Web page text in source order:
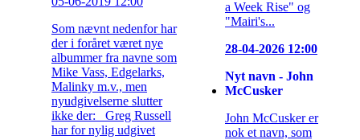
Som nævnt nedenfor har
der i foråret været nye
albummer fra navne som
Mike Vass, Edgelarks,
Malinky m.v., men
nyudgivelserne slutter
ikke der: Greg Russell
har for nylig udgivet
a Week Rise" og
"Mairi's...
28-04-2026 12:00
Nyt navn - John
McCusker
John McCusker er
nok et navn, som